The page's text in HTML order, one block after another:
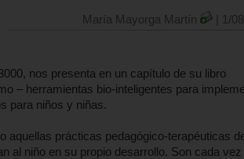
María Mayorga Martín | 1/
nos presenta en un capítulo de su libro
– herramientas bio-inteligentes para
para niños y niñas.
aquellas prácticas pedagógico-terapéuticas
al niño en su propio desarrollo. Son cada